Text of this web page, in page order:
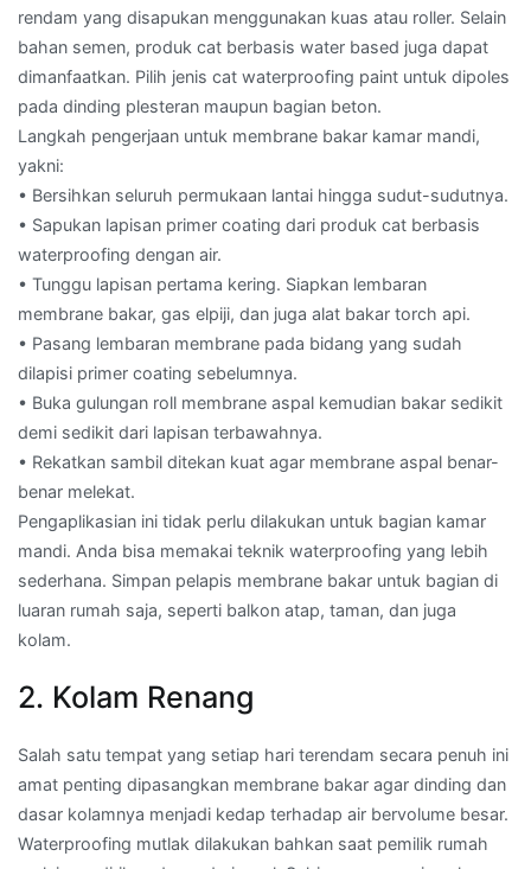
rendam yang disapukan menggunakan kuas atau roller. Selain
bahan semen, produk cat berbasis water based juga dapat
dimanfaatkan. Pilih jenis cat waterproofing paint untuk dipoles
pada dinding plesteran maupun bagian beton.
Langkah pengerjaan untuk membrane bakar kamar mandi,
yakni:
• Bersihkan seluruh permukaan lantai hingga sudut-sudutnya.
• Sapukan lapisan primer coating dari produk cat berbasis
waterproofing dengan air.
• Tunggu lapisan pertama kering. Siapkan lembaran
membrane bakar, gas elpiji, dan juga alat bakar torch api.
• Pasang lembaran membrane pada bidang yang sudah
dilapisi primer coating sebelumnya.
• Buka gulungan roll membrane aspal kemudian bakar sedikit
demi sedikit dari lapisan terbawahnya.
• Rekatkan sambil ditekan kuat agar membrane aspal benar-
benar melekat.
Pengaplikasian ini tidak perlu dilakukan untuk bagian kamar
mandi. Anda bisa memakai teknik waterproofing yang lebih
sederhana. Simpan pelapis membrane bakar untuk bagian di
luaran rumah saja, seperti balkon atap, taman, dan juga
kolam.
2. Kolam Renang
Salah satu tempat yang setiap hari terendam secara penuh ini
amat penting dipasangkan membrane bakar agar dinding dan
dasar kolamnya menjadi kedap terhadap air bervolume besar.
Waterproofing mutlak dilakukan bahkan saat pemilik rumah